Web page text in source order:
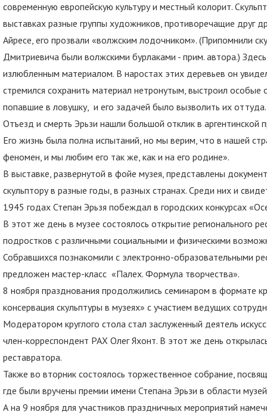
современную европейскую культуру и местный колорит.
выставках разные группы художников, противоречащие друг
Айресе, его прозвали «волжским лодочником». (Припомнили
Дмитриевича были волжскими бурлаками - прим. автора.)
излюбленным материалом. В наростах этих деревьев он
стремился сохранить материал нетронутым, выстроил
попавшие в ловушку, и его задачей было вызволить их
Отъезд и смерть Эрьзи нашли большой отклик в аргентинской
Его жизнь была полна испытаний, но мы верим, что в нашей
феномен, и мы любим его так же, как и на его родине».
В выставке, развернутой в фойе музея, представлены
скульптору в разные годы, в разных странах. Среди них и
1945 годах Степан Эрьзя побеждал в городских конкурсах
В этот же день в музее состоялось открытие регионального
подростков с различными социальными и физическими
Собравшихся познакомили с электронно-образовательными
предложен мастер-класс «Палех. Формула творчества».
8 ноября празднования продолжились семинаром в формате
консервация скульптуры в музеях» с участием ведущих
Модератором круглого стола стал заслуженный деятель
член-корреспондент РАХ Олег Яхонт. В этот же день
реставратора.
Также во вторник состоялось торжественное собрание,
где были вручены премии имени Степана Эрьзи в области
А на 9 ноября для участников праздничных мероприятий